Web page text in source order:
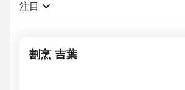
注目
割烹 吉葉